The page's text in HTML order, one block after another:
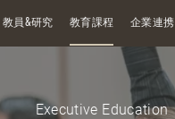
教員&研究 教育課程 企業連携
Executive Education